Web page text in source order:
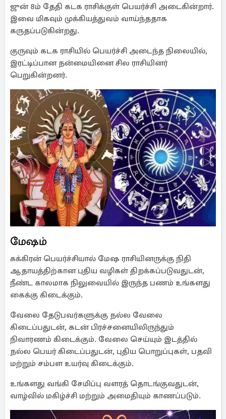
ஜுன் 8ம் தேதி கடக ராசிக்குள் பெயர்ச்சி அடைகின்றார்.
இவை மிகவும் முக்கியத்துவம் வாய்ந்ததாக
கருதப்படுகின்றது.
குருவும் கடக ராசியில் பெயர்ச்சி அடைந்த நிலையில்,
இரட்டிப்பான நன்மையினை சில ராசியினர்
பெறுகின்றனர்.
மேஷம்
சுக்கிரன் பெயர்ச்சியால் மேஷ ராசியினருக்கு நிதி
ஆதாயத்திற்கான புதிய வழிகள் திறக்கப்படுவதுடன்,
நீண்ட காலமாக நிலுவையில் இருந்த பணம் உங்களது
கைக்கு கிடைக்கும்.
வேலை தேடுபவர்களுக்கு நல்ல வேலை
கிடைப்பதுடன், கடன் பிரச்சனையிலிருந்தும்
நிவாரணம் கிடைக்கும். வேலை செய்யும் இடத்தில்
நல்ல பெயர் கிடைப்பதுடன், புதிய பொறுப்புகள், பதவி
மற்றும் சம்பள உயர்வு கிடைக்கும்.
உங்களது வங்கி சேமிப்பு வளரத் தொடங்குவதுடன்,
வாழ்வில் மகிழ்ச்சி மற்றும் அமைதியும் காணப்படும்.